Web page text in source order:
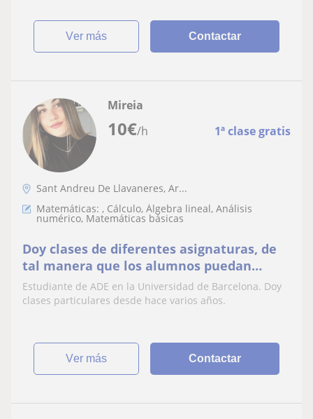
ver más Contactar
10€/h 1ª clase gratis
Mireia
Sant Andreu De Llavaneres, Ar...
Matemáticas: , Cálculo, Álgebra lineal, Análisis
numérico, Matemáticas básicas
Doy clases de diferentes asignaturas, de
tal manera que los alumnos puedan
obtener un refuerzo general
Estudiante de ADE en la Universidad de Barcelona. Doy
clases particulares desde hace varios años.
ver más Contactar